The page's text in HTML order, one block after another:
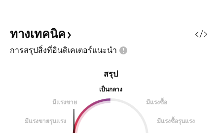
ทางเทคนิค
การสรุปสิ่งที่อินดิเคเตอร์แนะนำ
สรุป
เป็นกลาง
มีแรงขาย
มีแรงซื้อ
มีแรงขายรุนแรง มีแรงซื้อรุนแรง